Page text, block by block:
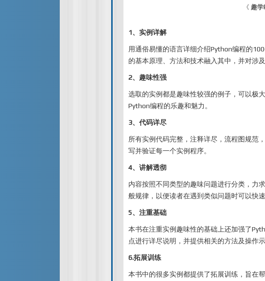
《 趣学
1、实例详解
用通俗易懂的语言详细介绍Python编程的
的基本原理、方法和技术融入其中，并对涉
2、趣味性强
选取的实例都是趣味性较强的例子，可以极
Python编程的乐趣和魅力。
3、代码详尽
所有实例代码完整，注释详尽，流程图规范
写并验证每一个实例程序。
4、讲解透彻
内容按照不同类型的趣味问题进行分类，力
般规律，以便读者在遇到类似问题时可以快速
5、注重基础
本书在注重实例趣味性的基础上还加强了
点进行详尽说明，并提供相关的方法及操作示
6.拓展训练
本书中的很多实例都提供了拓展训练，旨在